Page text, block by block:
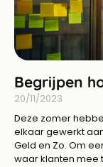
Begrijpen
20/11/2023
Deze zomer
elkaar gewerkt
Geld en Zo. Om
waar klanten mee